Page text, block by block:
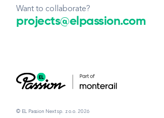
Want to collaborate?
projects@elpassion.com
© EL Passion Next sp. z o.o. 2026